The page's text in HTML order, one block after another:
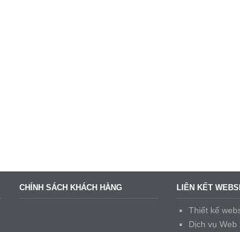
CHÍNH SÁCH KHÁCH HÀNG LIÊN KẾT
Thiết kế
Dịch vụ Web